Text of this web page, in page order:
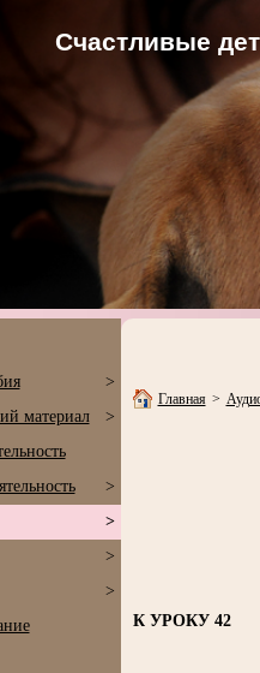
Счастливые
>
>
материал
>
>
>
>
Главная >
К УРОКУ 42